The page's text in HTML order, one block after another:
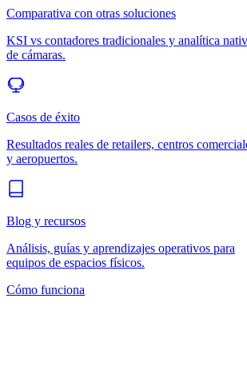
Comparativa con otras soluciones
KSI vs contadores tradicionales y analítica
de cámaras.
Casos de éxito
Resultados reales de retailers, centros
y aeropuertos.
Blog y recursos
Análisis, guías y aprendizajes operativos para
equipos de espacios físicos.
Cómo funciona